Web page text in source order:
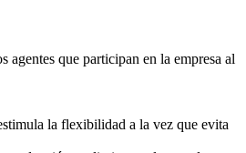
que participan en la empresa al
la flexibilidad a la vez que evita